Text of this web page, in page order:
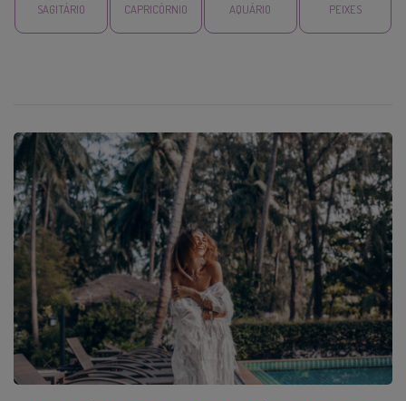
SAGITÁRIO CAPRICÓRNIO AQUÁRIO PEIXES